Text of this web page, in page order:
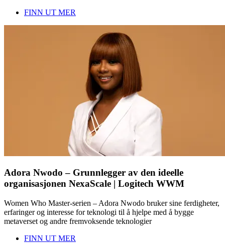
FINN UT MER
Adora Nwodo – Grunnlegger av den ideelle
organisasjonen NexaScale | Logitech WWM
Women Who Master-serien – Adora Nwodo bruker sine ferdigheter,
erfaringer og interesse for teknologi til å hjelpe med å bygge
metaverset og andre fremvoksende teknologier
FINN UT MER